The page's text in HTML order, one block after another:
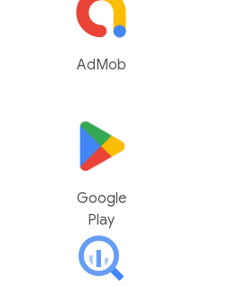
AdMob
Google
Play